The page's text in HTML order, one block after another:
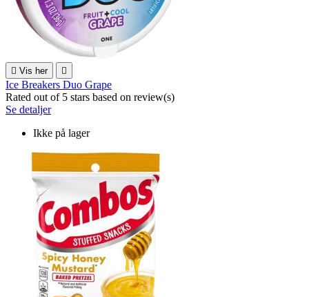
 Vis her 
Ice Breakers Duo Grape
Rated out of 5 stars based on review(s)
Se detaljer
Ikke på lager